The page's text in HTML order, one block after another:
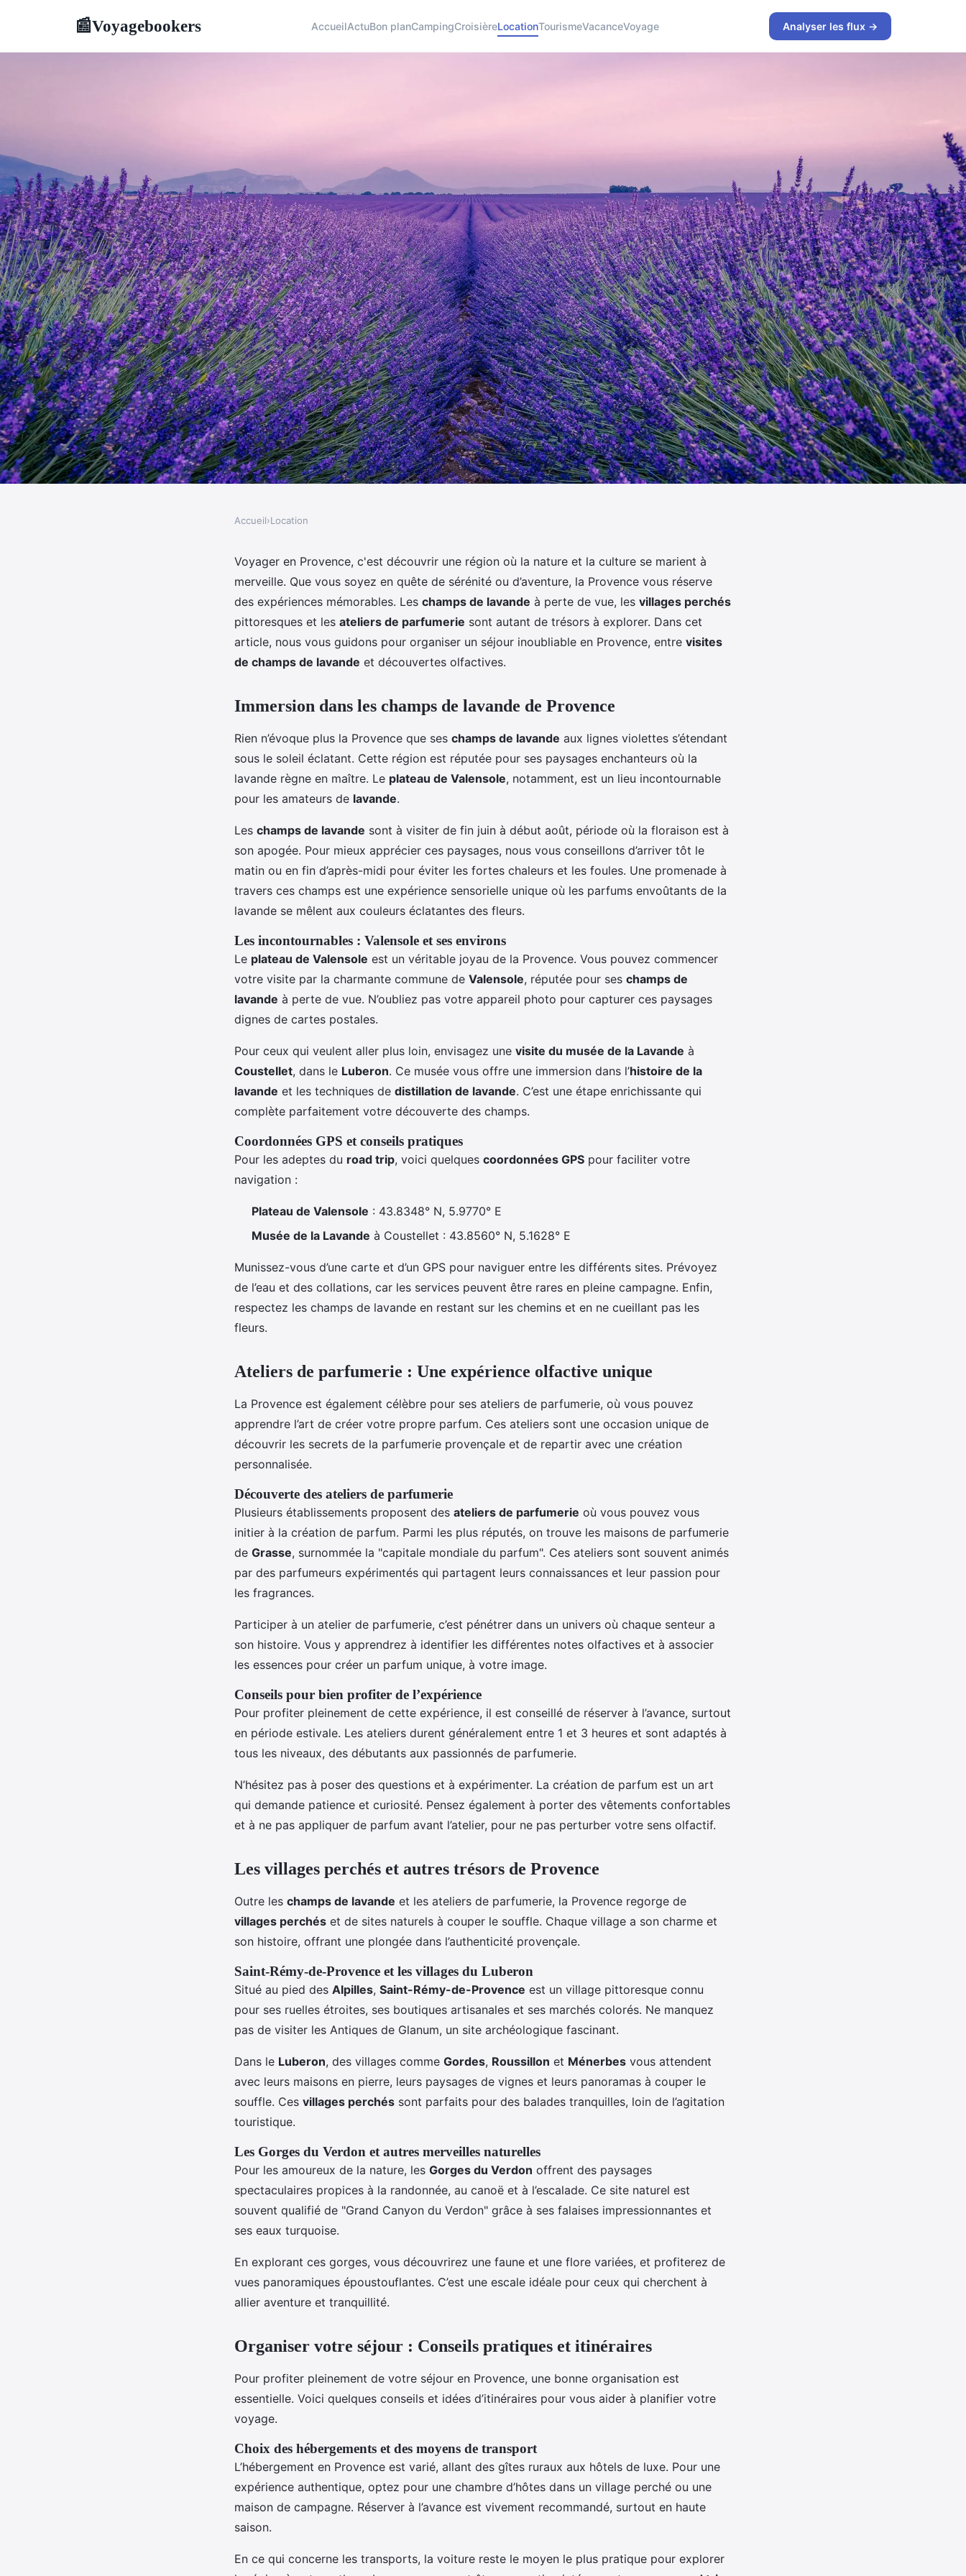
📰Voyagebookers AccueilActuBon planCampingCroisièreLocationTourismeVacanceVoyage Analyser les flux →
Comment organiser un séjour en
Provence avec des ateliers de parfumerie
et des visites de champs de lavande?
Accueil›Location
Voyager en Provence, c'est découvrir une région où la nature et la culture se marient à
merveille. Que vous soyez en quête de sérénité ou d’aventure, la Provence vous réserve
des expériences mémorables. Les champs de lavande à perte de vue, les villages perchés
pittoresques et les ateliers de parfumerie sont autant de trésors à explorer. Dans cet
article, nous vous guidons pour organiser un séjour inoubliable en Provence, entre visites
de champs de lavande et découvertes olfactives.
Immersion dans les champs de lavande de Provence
Rien n’évoque plus la Provence que ses champs de lavande aux lignes violettes s’étendant
sous le soleil éclatant. Cette région est réputée pour ses paysages enchanteurs où la
lavande règne en maître. Le plateau de Valensole, notamment, est un lieu incontournable
pour les amateurs de lavande.
Les champs de lavande sont à visiter de fin juin à début août, période où la floraison est à
son apogée. Pour mieux apprécier ces paysages, nous vous conseillons d’arriver tôt le
matin ou en fin d’après-midi pour éviter les fortes chaleurs et les foules. Une promenade à
travers ces champs est une expérience sensorielle unique où les parfums envoûtants de la
lavande se mêlent aux couleurs éclatantes des fleurs.
Les incontournables : Valensole et ses environs
Le plateau de Valensole est un véritable joyau de la Provence. Vous pouvez commencer
votre visite par la charmante commune de Valensole, réputée pour ses champs de
lavande à perte de vue. N’oubliez pas votre appareil photo pour capturer ces paysages
dignes de cartes postales.
Pour ceux qui veulent aller plus loin, envisagez une visite du musée de la Lavande à
Coustellet, dans le Luberon. Ce musée vous offre une immersion dans l’histoire de la
lavande et les techniques de distillation de lavande. C’est une étape enrichissante qui
complète parfaitement votre découverte des champs.
Coordonnées GPS et conseils pratiques
Pour les adeptes du road trip, voici quelques coordonnées GPS pour faciliter votre
navigation :
Plateau de Valensole : 43.8348° N, 5.9770° E
Musée de la Lavande à Coustellet : 43.8560° N, 5.1628° E
Munissez-vous d’une carte et d’un GPS pour naviguer entre les différents sites. Prévoyez
de l’eau et des collations, car les services peuvent être rares en pleine campagne. Enfin,
respectez les champs de lavande en restant sur les chemins et en ne cueillant pas les
fleurs.
Ateliers de parfumerie : Une expérience olfactive unique
La Provence est également célèbre pour ses ateliers de parfumerie, où vous pouvez
apprendre l’art de créer votre propre parfum. Ces ateliers sont une occasion unique de
découvrir les secrets de la parfumerie provençale et de repartir avec une création
personnalisée.
Découverte des ateliers de parfumerie
Plusieurs établissements proposent des ateliers de parfumerie où vous pouvez vous
initier à la création de parfum. Parmi les plus réputés, on trouve les maisons de parfumerie
de Grasse, surnommée la "capitale mondiale du parfum". Ces ateliers sont souvent animés
par des parfumeurs expérimentés qui partagent leurs connaissances et leur passion pour
les fragrances.
Participer à un atelier de parfumerie, c’est pénétrer dans un univers où chaque senteur a
son histoire. Vous y apprendrez à identifier les différentes notes olfactives et à associer
les essences pour créer un parfum unique, à votre image.
Conseils pour bien profiter de l’expérience
Pour profiter pleinement de cette expérience, il est conseillé de réserver à l’avance, surtout
en période estivale. Les ateliers durent généralement entre 1 et 3 heures et sont adaptés à
tous les niveaux, des débutants aux passionnés de parfumerie.
N’hésitez pas à poser des questions et à expérimenter. La création de parfum est un art
qui demande patience et curiosité. Pensez également à porter des vêtements confortables
et à ne pas appliquer de parfum avant l’atelier, pour ne pas perturber votre sens olfactif.
Les villages perchés et autres trésors de Provence
Outre les champs de lavande et les ateliers de parfumerie, la Provence regorge de
villages perchés et de sites naturels à couper le souffle. Chaque village a son charme et
son histoire, offrant une plongée dans l’authenticité provençale.
Saint-Rémy-de-Provence et les villages du Luberon
Situé au pied des Alpilles, Saint-Rémy-de-Provence est un village pittoresque connu
pour ses ruelles étroites, ses boutiques artisanales et ses marchés colorés. Ne manquez
pas de visiter les Antiques de Glanum, un site archéologique fascinant.
Dans le Luberon, des villages comme Gordes, Roussillon et Ménerbes vous attendent
avec leurs maisons en pierre, leurs paysages de vignes et leurs panoramas à couper le
souffle. Ces villages perchés sont parfaits pour des balades tranquilles, loin de l’agitation
touristique.
Les Gorges du Verdon et autres merveilles naturelles
Pour les amoureux de la nature, les Gorges du Verdon offrent des paysages
spectaculaires propices à la randonnée, au canoë et à l’escalade. Ce site naturel est
souvent qualifié de "Grand Canyon du Verdon" grâce à ses falaises impressionnantes et
ses eaux turquoise.
En explorant ces gorges, vous découvrirez une faune et une flore variées, et profiterez de
vues panoramiques époustouflantes. C’est une escale idéale pour ceux qui cherchent à
allier aventure et tranquillité.
Organiser votre séjour : Conseils pratiques et itinéraires
Pour profiter pleinement de votre séjour en Provence, une bonne organisation est
essentielle. Voici quelques conseils et idées d’itinéraires pour vous aider à planifier votre
voyage.
Choix des hébergements et des moyens de transport
L’hébergement en Provence est varié, allant des gîtes ruraux aux hôtels de luxe. Pour une
expérience authentique, optez pour une chambre d’hôtes dans un village perché ou une
maison de campagne. Réserver à l’avance est vivement recommandé, surtout en haute
saison.
En ce qui concerne les transports, la voiture reste le moyen le plus pratique pour explorer